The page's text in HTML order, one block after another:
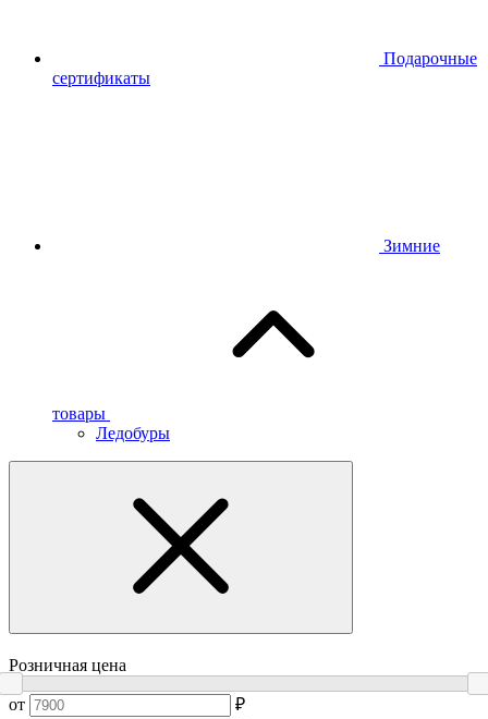
Подарочные
сертификаты
Зимние
товары
Ледобуры
Розничная цена
от
₽